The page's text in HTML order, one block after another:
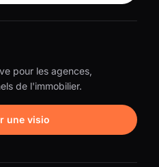
pour les agences,
de l'immobilier.
une visio